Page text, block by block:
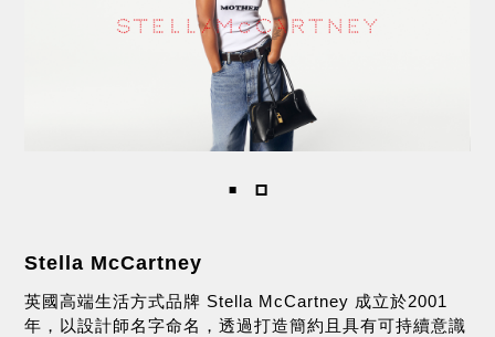
Stella McCartney
英國高端生活方式品牌 Stella McCartney 成立於2001
年，以設計師名字命名，透過打造簡約且具有可持續意識